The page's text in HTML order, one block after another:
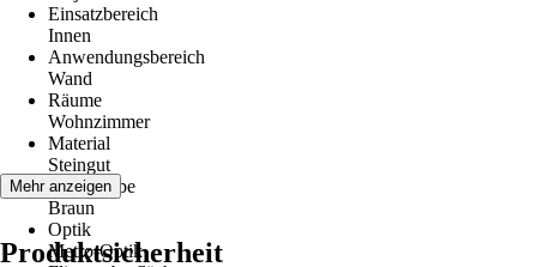
Einsatzbereich
Innen
Anwendungsbereich
Wand
Räume
Wohnzimmer
Material
Steingut
Grundfarbe
Braun
Optik
Metro-Optik
Mehr anzeigen
Produktsicherheit